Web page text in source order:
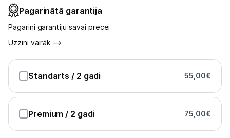
Pagarinātā garantija
Pagarini garantiju savai precei
Uzzini vairāk
Standarts / 2 gadi 55,00€
Premium / 2 gadi 75,00€